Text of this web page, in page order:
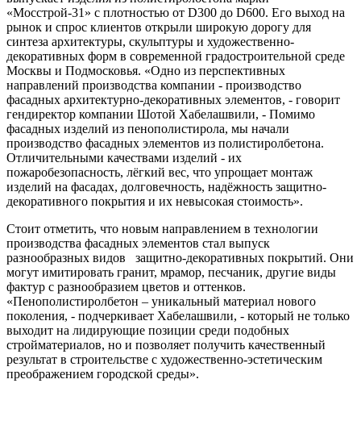
«Мосстрой-31» с плотностью от D300 до D600. Его выход на
рынок и спрос клиентов открыли широкую дорогу для
синтеза архитектуры, скульптуры и художественно-
декоративных форм в современной градостроительной среде
Москвы и Подмосковья. «Одно из перспективных
направлений производства компании - производство
фасадных архитектурно-декоративных элементов, - говорит
гендиректор компании Шотой Хабелашвили, - Помимо
фасадных изделий из пенополистирола, мы начали
производство фасадных элементов из полистиролбетона.
Отличительными качествами изделий - их
пожаробезопасность, лёгкий вес, что упрощает монтаж
изделий на фасадах, долговечность, надёжность защитно-
декоративного покрытия и их невысокая стоимость».
Стоит отметить, что новым направлением в технологии
производства фасадных элементов стал выпуск
разнообразных видов защитно-декоративных покрытий. Они
могут имитировать гранит, мрамор, песчаник, другие виды
фактур с разнообразием цветов и оттенков.
«Пенополистиролбетон – уникальный материал нового
поколения, - подчеркивает Хабелашвили, - который не только
выходит на лидирующие позиции среди подобных
стройматериалов, но и позволяет получить качественный
результат в строительстве с художественно-эстетическим
преображением городской среды».